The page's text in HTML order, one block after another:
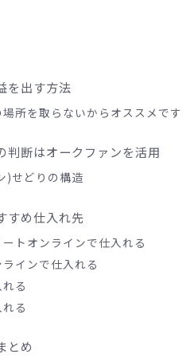
を出す方法
所を取らないからオススメです
判断はオークファンを活用
)せどりの構造
すめ仕入れ先
トオンラインで仕入れる
インで仕入れる
る
る
とめ